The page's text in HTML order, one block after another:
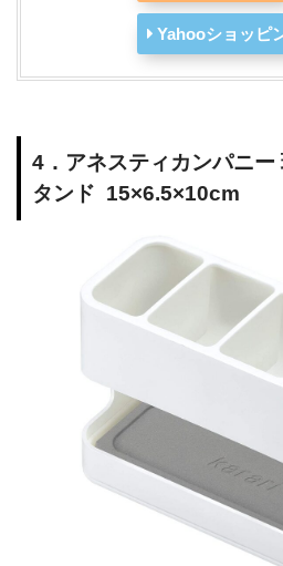
Yahooショッピ
4．アネスティカンパニー
タンド 15×6.5×10cm